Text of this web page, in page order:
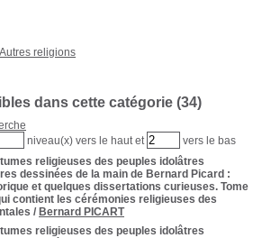
religions
dans cette catégorie (34)
niveau(x) vers le haut et
vers le bas
religieuses des peuples idolâtres
dessinées de la main de Bernard Picard :
et quelques dissertations curieuses. Tome
contient les cérémonies religieuses des
/ Bernard PICART
religieuses des peuples idolâtres